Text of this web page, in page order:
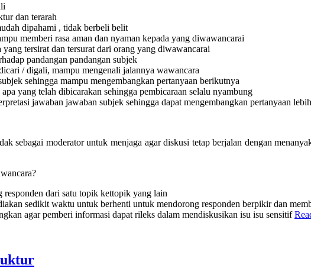
dan terarah
dipahami , tidak berbeli belit
memberi rasa aman dan nyaman kepada yang diwawancarai
tersirat dan tersurat dari orang yang diwawancarai
pandangan pandangan subjek
/ digali, mampu mengenali jalannya wawancara
sehingga mampu mengembangkan pertanyaan berikutnya
yang telah dibicarakan sehingga pembicaraan selalu nyambung
jawaban jawaban subjek sehingga dapat mengembangkan pertanyaan
sebagai moderator untuk menjaga agar diskusi tetap berjalan dengan
responden dari satu topik kettopik yang lain
sedikit waktu untuk berhenti untuk mendorong responden berpikir dan
agar pemberi informasi dapat rileks dalam mendiskusikan isu isu sensitif